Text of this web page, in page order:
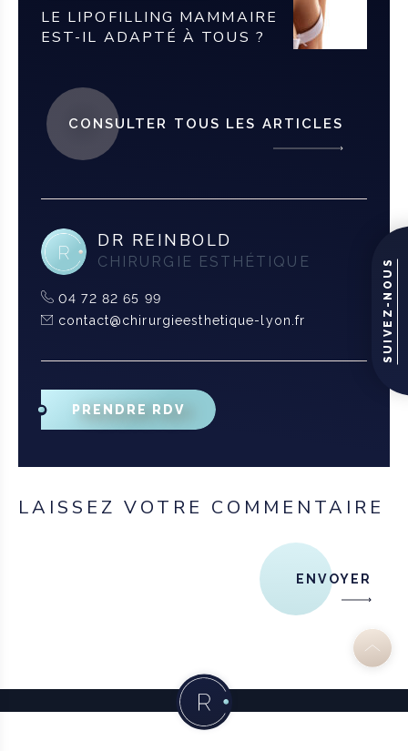
SUIVEZ-NOUS
LE LIPOFILLING MAMMAIRE
EST-IL ADAPTÉ À TOUS ?
CONSULTER TOUS LES ARTICLES
DR REINBOLD
CHIRURGIE ESTHÉTIQUE
04 72 82 65 99
contact@chirurgieesthetique-lyon.fr
PRENDRE RDV
LAISSEZ VOTRE COMMENTAIRE
ENVOYER